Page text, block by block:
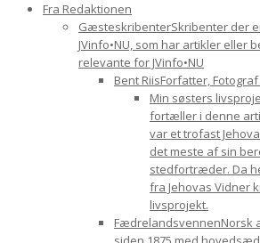
Fra Redaktionen
GæsteskribenterSkribenter der
JVinfo•NU, som har artikler eller
relevante for JVinfo•NU
Bent RiisForfatter,
Min søsters
fortæller i denne
var et trofast
det meste af sin
stedfortræder. Da
fra Jehovas Vidner
livsprojekt.
FædrelandsvennenNorsk